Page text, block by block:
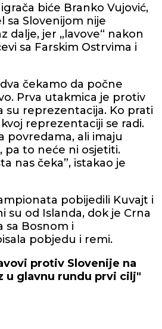
biće Branko Vujović,
sa Slovenijom nije
dalje, jer „lavove“ nakon
sa Farskim Ostrvima i
čekamo da počne
Prva utakmica je protiv
su reprezentacija. Ko prati
reprezentaciji se radi.
povredama, ali imaju
pa to neće ni osjetiti.
nas čeka”, istakao je
pobijedili Kuvajt i
su od Islanda, dok je Crna
sa Bosnom i
pobjedu i remi.
protiv Slovenije na
u glavnu rundu prvi cilj"